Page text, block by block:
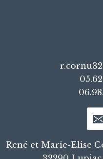
René et Marie-Elise